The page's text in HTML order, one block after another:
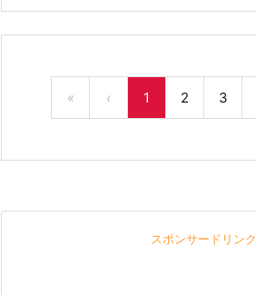
« ‹ 1 2 3
スポンサードリンク